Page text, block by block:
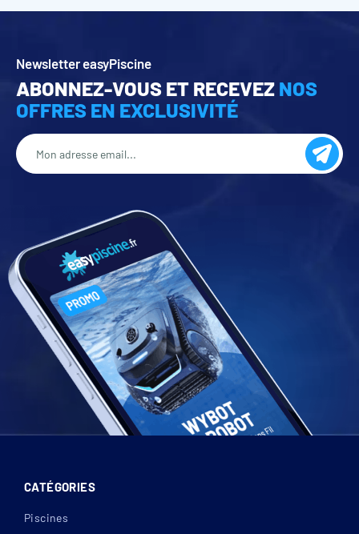
Newsletter easyPiscine
ABONNEZ-VOUS ET RECEVEZ NOS
OFFRES EN EXCLUSIVITÉ
CATÉGORIES
Piscines